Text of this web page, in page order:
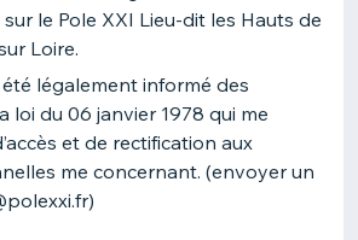
le Pole XXI Lieu-dit les Hauts de
Loire.
légalement informé des
loi du 06 janvier 1978 qui me
et de rectification aux
me concernant. (envoyer un